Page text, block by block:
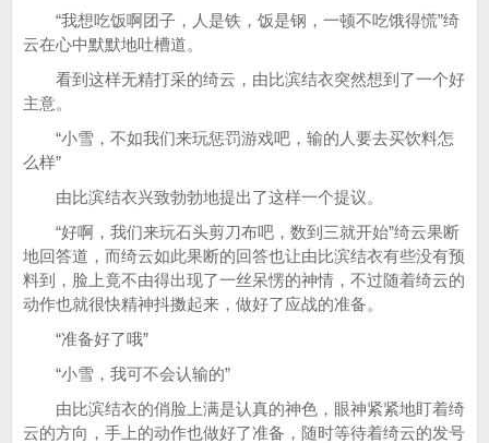
“我想吃饭啊团子，人是铁，饭是钢，一顿不吃饿得慌”绮
云在心中默默地吐槽道。
看到这样无精打采的绮云，由比滨结衣突然想到了一个好
主意。
“小雪，不如我们来玩惩罚游戏吧，输的人要去买饮料怎
么样”
由比滨结衣兴致勃勃地提出了这样一个提议。
“好啊，我们来玩石头剪刀布吧，数到三就开始”绮云果断
地回答道，而绮云如此果断的回答也让由比滨结衣有些没有预
料到，脸上竟不由得出现了一丝呆愣的神情，不过随着绮云的
动作也就很快精神抖擞起来，做好了应战的准备。
“准备好了哦”
“小雪，我可不会认输的”
由比滨结衣的俏脸上满是认真的神色，眼神紧紧地盯着绮
云的方向，手上的动作也做好了准备，随时等待着绮云的发号